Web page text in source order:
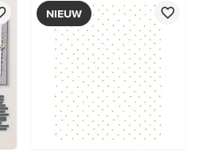
NIEUW